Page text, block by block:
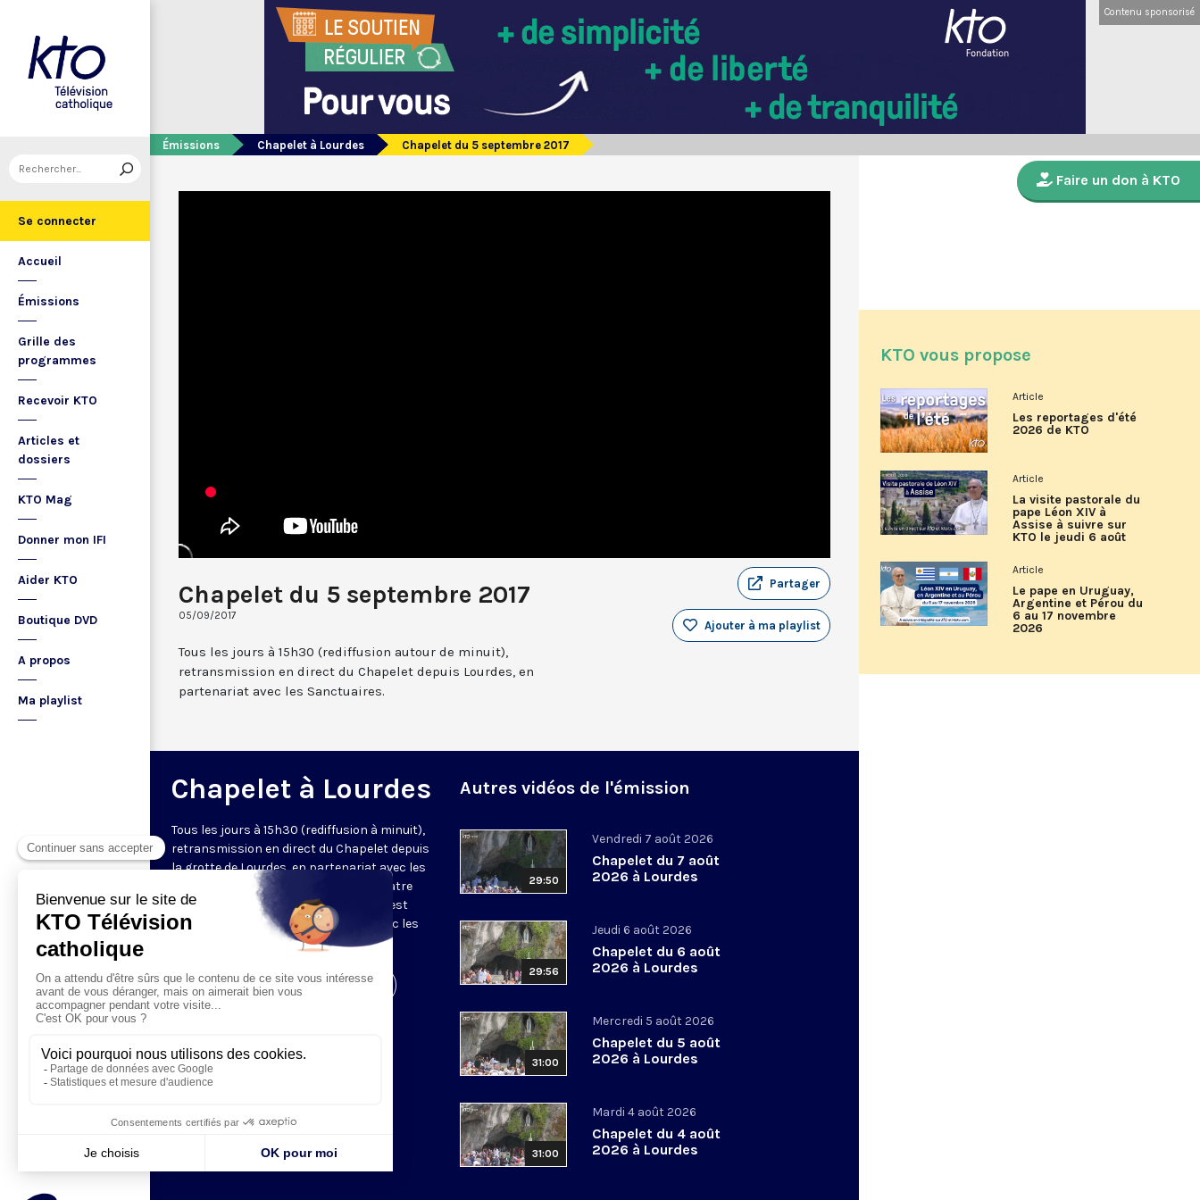
Se connecter
Accueil
Émissions
Grille des
programmes
Recevoir KTO
Articles et
dossiers
KTO Mag
Donner mon IFI
Aider KTO
Boutique DVD
A propos
Ma playlist
Contenu sponsorisé
Émissions Chapelet à Lourdes Chapelet du 5 septembre 2017
Chapelet du 5 septembre 2017
05/09/2017
Partager
Ajouter à ma playlist
Tous les jours à 15h30 (rediffusion autour de minuit),
retransmission en direct du Chapelet depuis Lourdes, en
partenariat avec les Sanctuaires.
Chapelet à Lourdes
Tous les jours à 15h30 (rediffusion à minuit),
retransmission en direct du Chapelet depuis
la grotte de Lourdes, en partenariat avec les
Sanctuaires. Chaque jour, l'une des quatre
méditations des mystères du Rosaire est
proposée en communion de prière avec les
Visiter la page de l'émission
Autres vidéos de l'émission
29:50
Vendredi 7 août 2026
Chapelet du 7 août
2026 à Lourdes
29:56
Jeudi 6 août 2026
Chapelet du 6 août
2026 à Lourdes
31:00
Mercredi 5 août 2026
Chapelet du 5 août
2026 à Lourdes
31:00
Mardi 4 août 2026
Chapelet du 4 août
2026 à Lourdes
Faire un don à KTO
KTO vous propose
Article
Les reportages d'été
2026 de KTO
Article
La visite pastorale du
pape Léon XIV à
Assise à suivre sur
KTO le jeudi 6 août
Article
Le pape en Uruguay,
Argentine et Pérou du
6 au 17 novembre
2026